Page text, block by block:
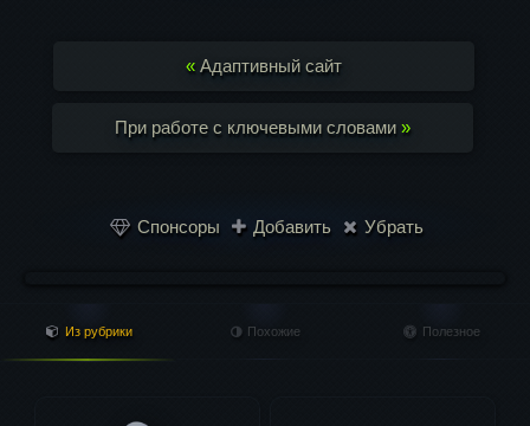
«Адаптивный сайт
При работе с ключевыми словами »
Спонсоры Добавить Убрать
Из рубрики Похожие Полезное